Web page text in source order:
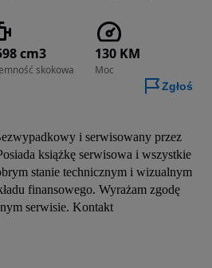
cm3
skokowa
130 KM
Moc
Zgłoś
i serwisowany przez
książkę serwisowa i wszystkie
stanie technicznym i wizualnym
finansowego. Wyrażam zgodę
serwisie. Kontakt